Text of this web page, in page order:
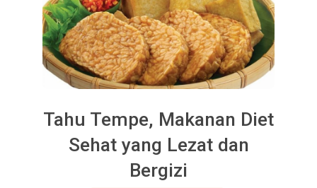
Tahu Tempe, Makanan Diet
Sehat yang Lezat dan
Bergizi